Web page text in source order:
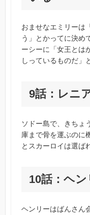
おませなエミリーは
う」とかってに決め
ーシーに「女王とは
しっているものだ」
9話：レニ
ソドー島で、きちょ
庫まで骨を運ぶのに
とスカーロイは選ば
10話：ヘ
ヘンリーはばんさん